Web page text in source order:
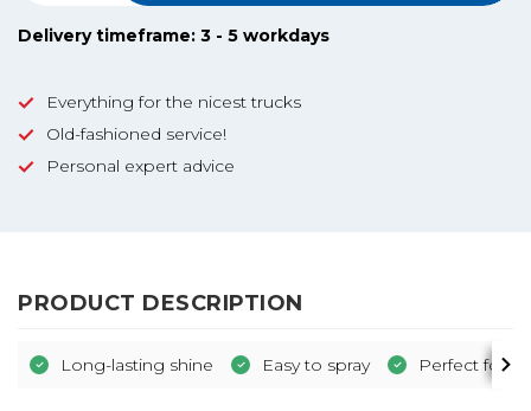
Delivery timeframe: 3 - 5 workdays
Everything for the nicest trucks
Old-fashioned service!
Personal expert advice
PRODUCT DESCRIPTION
Long-lasting shine Easy to spray Perfect for